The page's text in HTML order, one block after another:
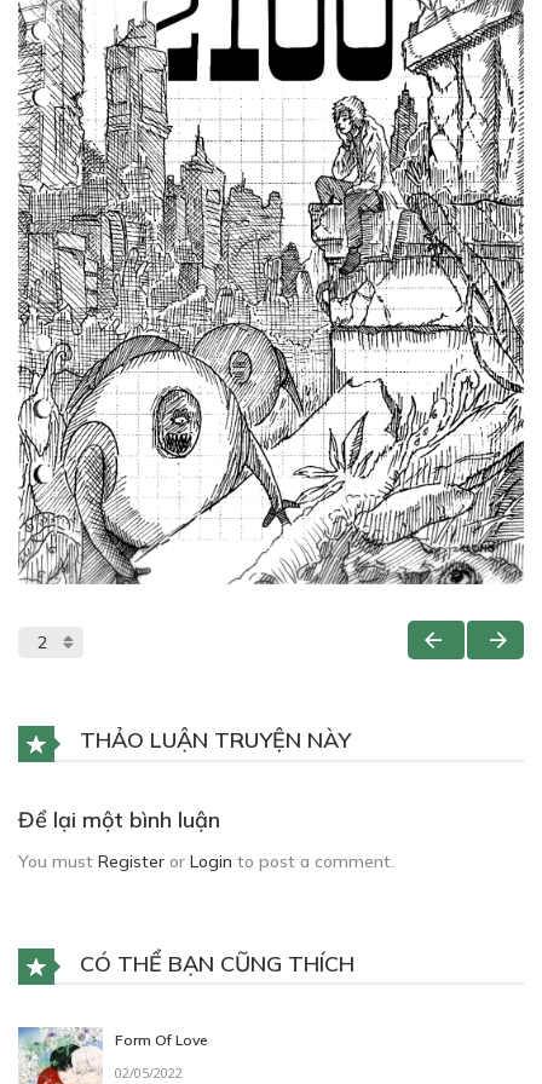
THẢO LUẬN TRUYỆN NÀY
Để lại một bình luận
You must Register or Login to post a comment.
CÓ THỂ BẠN CŨNG THÍCH
Form Of Love
02/05/2022